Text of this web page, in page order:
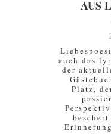
AUS
auch das
der
Platz,